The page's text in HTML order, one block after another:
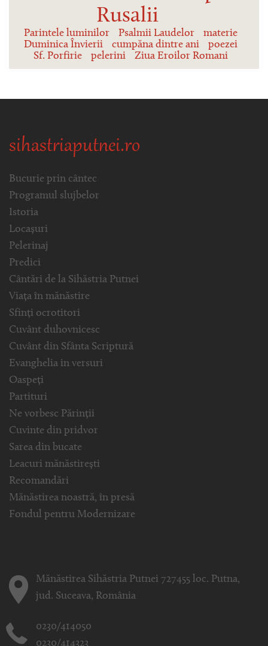
Rusalii
Parintele luminilor Psalmii Laudelor
materie
Duminica Învierii
cumpăna dintre ani
poezei
Sf. Porfirie
pelerini Ziua Eroilor Romani
sihastriaputnei.ro
Bucurie prin cântec
Programul slujbelor
Istoria
Locașuri
Pelerinaj
Predici
Cântări de la Sihăstria Putnei
Viața în mănăstire
Sfinți ocrotitori
Cuvânt duhovnicesc
Cuvânt din Sfânta Scriptură
Evanghelia in versuri
Oaspeți
Partituri
Ne vorbesc Părinții
Cuvinte din pridvor
Sarea din bucate
Leacuri mănăstirești
Recomandări
Mănăstirea noastră, în presă
Fondul pentru Modernizare
Mănăstirea Sihăstria Putnei 727455 loc. Putna,
jud. Suceava, România
0230/414050
0230/414323